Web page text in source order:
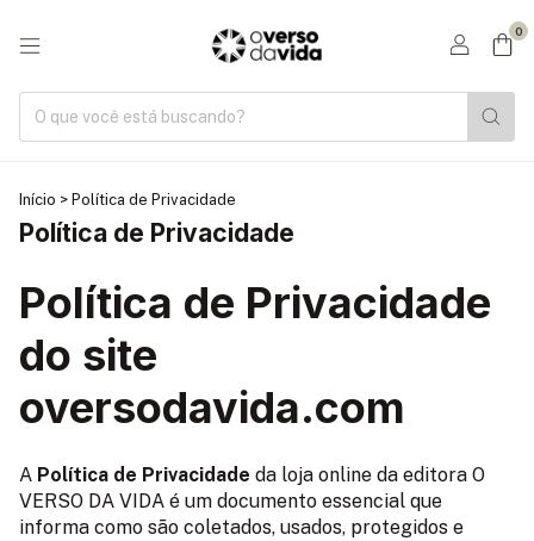
0
Início > Política de Privacidade
Política de Privacidade
Política de Privacidade
do site
oversodavida.com
A Política de Privacidade da loja online da editora O
VERSO DA VIDA é um documento essencial que
informa como são coletados, usados, protegidos e